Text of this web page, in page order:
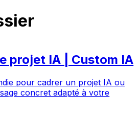
projet IA | Custom IA
pour cadrer un projet IA ou
concret adapté à votre